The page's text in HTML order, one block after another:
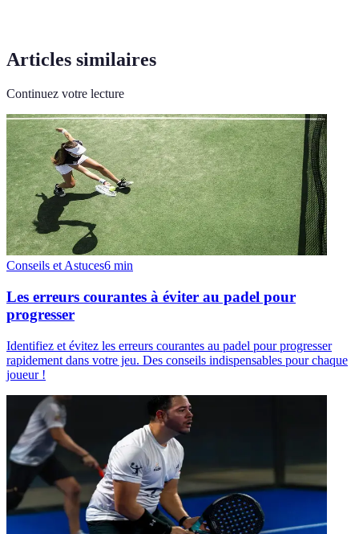
Articles similaires
Continuez votre lecture
Conseils et Astuces6 min
Les erreurs courantes à éviter au padel pour
progresser
Identifiez et évitez les erreurs courantes au padel pour progresser
rapidement dans votre jeu. Des conseils indispensables pour chaque
joueur !